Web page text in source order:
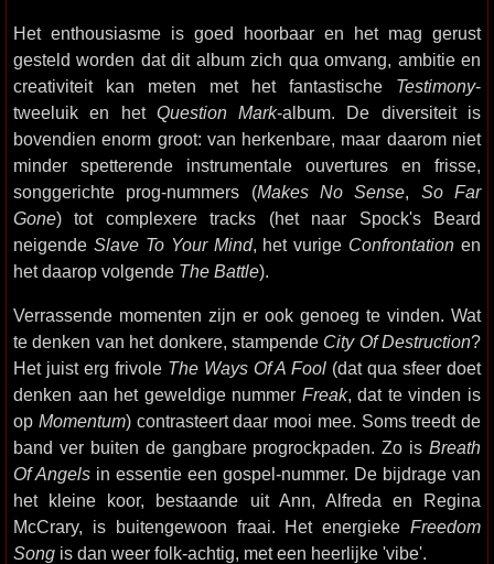
Het enthousiasme is goed hoorbaar en het mag gerust
gesteld worden dat dit album zich qua omvang, ambitie en
creativiteit kan meten met het fantastische Testimony-
tweeluik en het Question Mark-album. De diversiteit is
bovendien enorm groot: van herkenbare, maar daarom niet
minder spetterende instrumentale ouvertures en frisse,
songgerichte prog-nummers (Makes No Sense, So Far
Gone) tot complexere tracks (het naar Spock's Beard
neigende Slave To Your Mind, het vurige Confrontation en
het daarop volgende The Battle).
Verrassende momenten zijn er ook genoeg te vinden. Wat
te denken van het donkere, stampende City Of Destruction?
Het juist erg frivole The Ways Of A Fool (dat qua sfeer doet
denken aan het geweldige nummer Freak, dat te vinden is
op Momentum) contrasteert daar mooi mee. Soms treedt de
band ver buiten de gangbare progrockpaden. Zo is Breath
Of Angels in essentie een gospel-nummer. De bijdrage van
het kleine koor, bestaande uit Ann, Alfreda en Regina
McCrary, is buitengewoon fraai. Het energieke Freedom
Song is dan weer folk-achtig, met een heerlijke 'vibe'.